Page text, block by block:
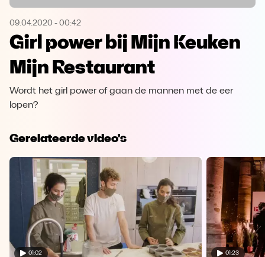
Microsoft Edge Download
Opera
09.04.2020 - 00:42
Girl power bij Mijn Keuken
Mijn Restaurant
Wordt het girl power of gaan de mannen met de eer
lopen?
Gerelateerde video's
01:02 01:23